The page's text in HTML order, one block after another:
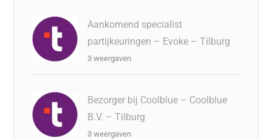
Aankomend specialist
partijkeuringen – Evoke – Tilburg
3 weergaven
Bezorger bij Coolblue – Coolblue
B.V. – Tilburg
3 weergaven